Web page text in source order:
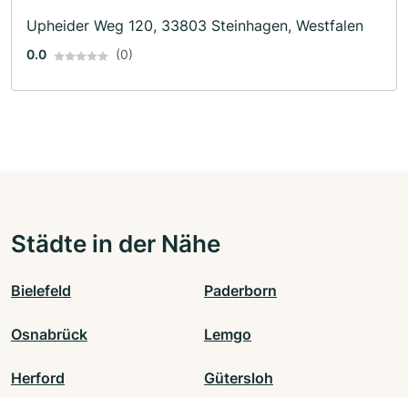
Upheider Weg 120, 33803 Steinhagen, Westfalen
0.0 (0)
Städte in der Nähe
Bielefeld Paderborn
Osnabrück Lemgo
Herford Gütersloh